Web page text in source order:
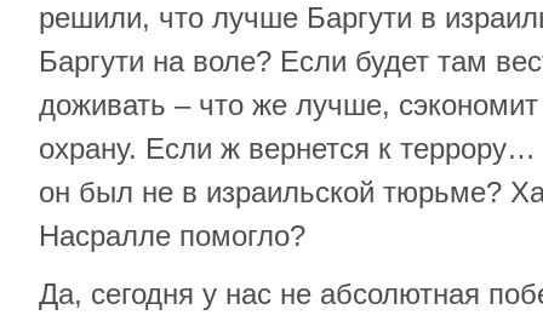
решили, что лучше Баргути в
Баргути на воле? Если будет там
доживать – что же лучше,
охрану. Если ж вернется к
он был не в израильской тюрьме?
Насралле помогло?
Да, сегодня у нас не абсолютная